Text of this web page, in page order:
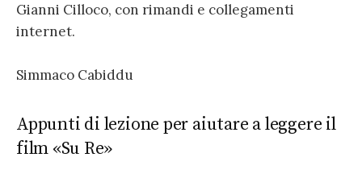
Gianni Cilloco, con rimandi e collegamenti
internet.
Simmaco Cabiddu
Appunti di lezione per aiutare a leggere il
film «Su Re»